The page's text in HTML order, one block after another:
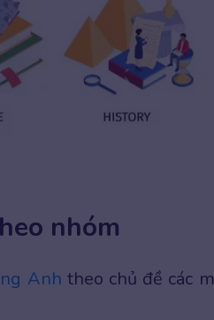
nhóm
Anh theo chủ đề các